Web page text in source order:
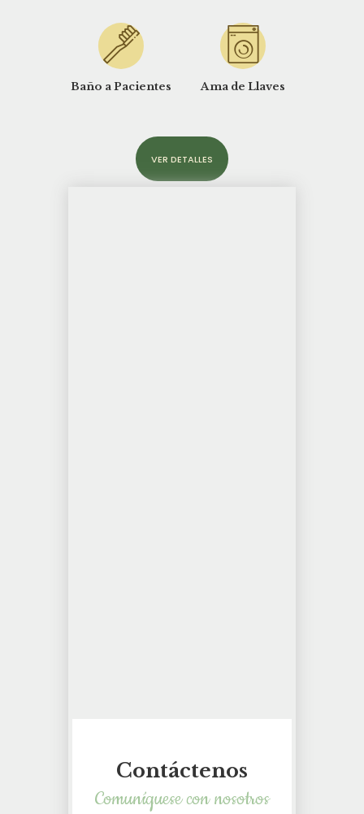
Baño a Pacientes Ama de Llaves
VER DETALLES
Contáctenos
Comuníquese con nosotros